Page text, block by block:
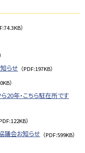
）
らせ （PDF:197KB）
）
20年・こちら駐在所です
PDF:122KB）
議会お知らせ （PDF:599KB）